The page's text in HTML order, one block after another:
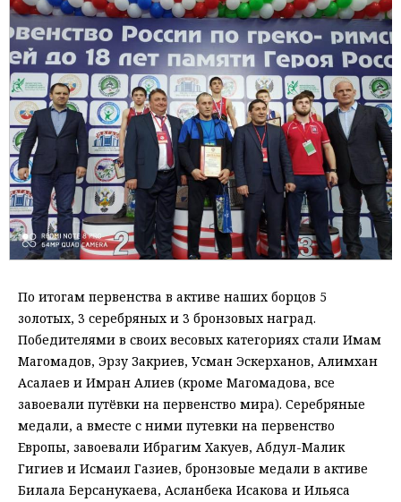
По итогам первенства в активе наших борцов 5
золотых, 3 серебряных и 3 бронзовых наград.
Победителями в своих весовых категориях стали Имам
Магомадов, Эрзу Закриев, Усман Эскерханов, Алимхан
Асалаев и Имран Алиев (кроме Магомадова, все
завоевали путёвки на первенство мира). Серебряные
медали, а вместе с ними путевки на первенство
Европы, завоевали Ибрагим Хакуев, Абдул-Малик
Гигиев и Исмаил Газиев, бронзовые медали в активе
Билала Берсанукаева, Асланбека Исакова и Ильяса